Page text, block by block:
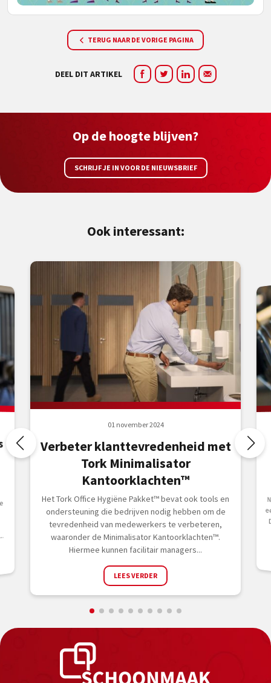
TERUG NAAR DE VORIGE PAGINA
DEEL DIT ARTIKEL
Op de hoogte blijven?
SCHRIJF JE IN VOOR DE NIEUWSBRIEF
Ook interessant:
01 november 2024
Verbeter klanttevredenheid met
Tork Minimalisator
Kantoorklachten™
Het Tork Office Hygiëne Pakket™ bevat ook tools en
ondersteuning die bedrijven nodig hebben om de
tevredenheid van medewerkers te verbeteren,
waaronder de Minimalisator Kantoorklachten™.
Hiermee kunnen facilitair managers...
LEES VERDER